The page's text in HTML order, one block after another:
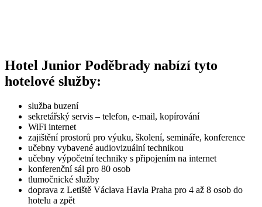
Hotel Junior Poděbrady nabízí tyto
hotelové služby:
služba buzení
sekretářský servis – telefon, e-mail, kopírování
WiFi internet
zajištění prostorů pro výuku, školení, semináře, konference
učebny vybavené audiovizuální technikou
učebny výpočetní techniky s připojením na internet
konferenční sál pro 80 osob
tlumočnické služby
doprava z Letiště Václava Havla Praha pro 4 až 8 osob do
hotelu a zpět